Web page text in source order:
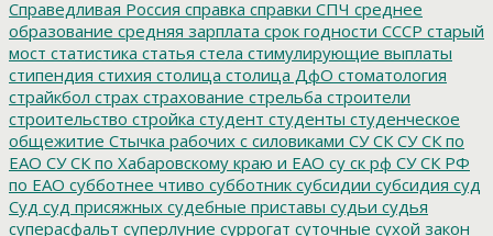
Справедливая Россия справка справки СПЧ среднее
образование средняя зарплата срок годности СССР старый
мост статистика статья стела стимулирующие выплаты
стипендия стихия столица столица ДфО стоматология
страйкбол страх страхование стрельба строители
строительство стройка студент студенты студенческое
общежитие Стычка рабочих с силовиками СУ СК СУ СК по
ЕАО СУ СК по Хабаровскому краю и ЕАО су ск рф СУ СК РФ
по ЕАО субботнее чтиво субботник субсидии субсидия суд
Суд суд присяжных судебные приставы судьи судья
суперасфальт суперлуние суррогат суточные сухой закон